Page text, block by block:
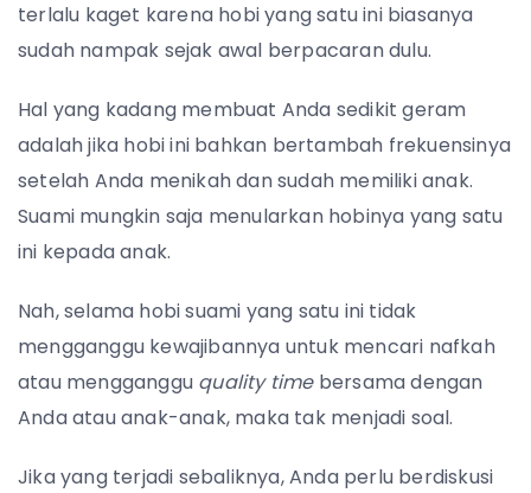
terlalu kaget karena hobi yang satu ini biasanya
sudah nampak sejak awal berpacaran dulu.
Hal yang kadang membuat Anda sedikit geram
adalah jika hobi ini bahkan bertambah frekuensinya
setelah Anda menikah dan sudah memiliki anak.
Suami mungkin saja menularkan hobinya yang satu
ini kepada anak.
Nah, selama hobi suami yang satu ini tidak
mengganggu kewajibannya untuk mencari nafkah
atau mengganggu quality timebersama dengan
Anda atau anak-anak, maka tak menjadi soal.
Jika yang terjadi sebaliknya, Anda perlu berdiskusi